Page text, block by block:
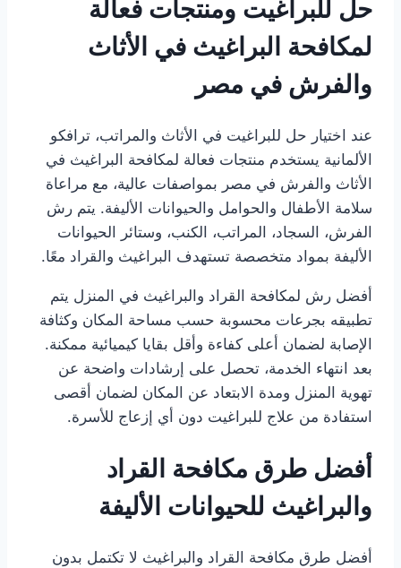
حل للبراغيت ومنتجات فعالة
لمكافحة البراغيث في الأثاث
والفرش في مصر
عند اختيار حل للبراغيت في الأثاث والمراتب، ترافكو
الألمانية يستخدم منتجات فعالة لمكافحة البراغيث في
الأثاث والفرش في مصر بمواصفات عالية، مع مراعاة
سلامة الأطفال والحوامل والحيوانات الأليفة. يتم رش
الفرش، السجاد، المراتب، الكنب، وستائر الحيوانات
الأليفة بمواد متخصصة تستهدف البراغيث والقراد معًا.
أفضل رش لمكافحة القراد والبراغيث في المنزل يتم
تطبيقه بجرعات محسوبة حسب مساحة المكان وكثافة
الإصابة لضمان أعلى كفاءة وأقل بقايا كيميائية ممكنة.
بعد انتهاء الخدمة، تحصل على إرشادات واضحة عن
تهوية المنزل ومدة الابتعاد عن المكان لضمان أقصى
استفادة من علاج للبراغيت دون أي إزعاج للأسرة.
أفضل طرق مكافحة القراد
والبراغيث للحيوانات الأليفة
أفضل طرق مكافحة القراد والبراغيث لا تكتمل بدون